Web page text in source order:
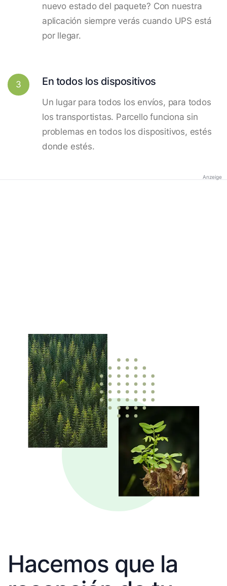
nuevo estado del paquete? Con nuestra
aplicación siempre verás cuando UPS está
por llegar.
3 En todos los dispositivos
Un lugar para todos los envíos, para todos
los transportistas. Parcello funciona sin
problemas en todos los dispositivos, estés
donde estés.
Anzeige
Hacemos que la